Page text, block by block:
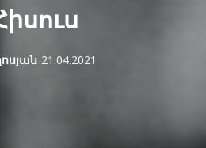
21.04.2021